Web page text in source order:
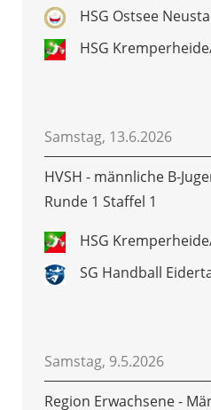
Samstag, 13.6.2026
HVSH - männliche B-
Runde 1 Staffel 1
SG Handball
Samstag, 9.5.2026
Region Erwachsene -